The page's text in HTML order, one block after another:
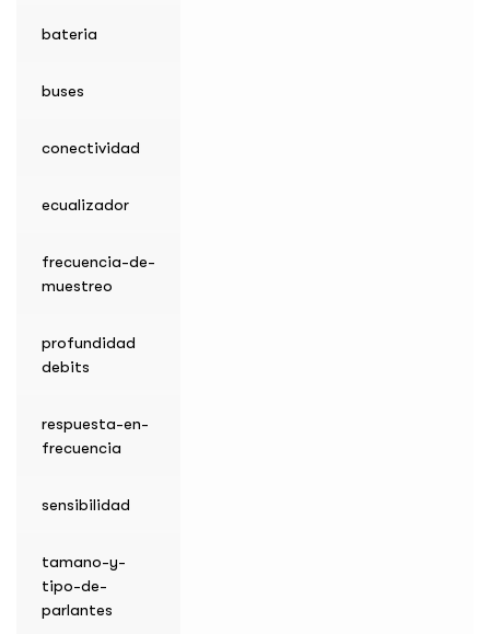
bateria
buses
conectividad
ecualizador
frecuencia-de-
muestreo
profundidad
debits
respuesta-en-
frecuencia
sensibilidad
tamano-y-
tipo-de-
parlantes